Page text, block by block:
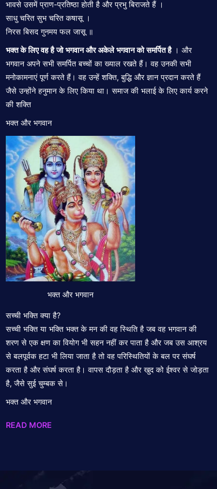
भावसे उसमें प्राण-प्रतिष्ठा होती है और प्रभु बिराजते हैं ।
साधु चरित सुभ चरित कषासू ।
निरस बिसद गुनमय फल जासू ॥
भक्त के लिए वह है जो भगवान और अकेले भगवान को समर्पित है। और
भगवान अपने सभी समर्पित बच्चों का ख्याल रखते हैं। वह उनकी सभी
मनोकामनाएं पूर्ण करते हैं। वह उन्हें शक्ति, बुद्धि और ज्ञान प्रदान करते हैं
जैसे उन्होंने हनुमान के लिए किया था। समाज की भलाई के लिए कार्य करने
की शक्ति
भक्त और भगवान
भक्त और भगवान
सच्ची भक्ति क्या है?
सच्ची भक्ति या भक्ति भक्त के मन की वह स्थिति है जब वह भगवान की
शरण से एक क्षण का वियोग भी सहन नहीं कर पाता है और जब उस आश्रय
से बलपूर्वक हटा भी लिया जाता है तो वह परिस्थितियों के बल पर संघर्ष
करता है और संघर्ष करता है। वापस दौड़ता है और खुद को ईश्वर से जोड़ता
है, जैसे सुई चुम्बक से।
भक्त और भगवान
READ MORE